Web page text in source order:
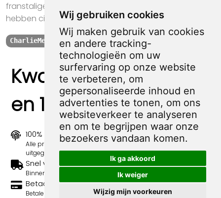
Wij gebruiken cookies
Wij maken gebruik van cookies
en andere tracking-
technologieën om uw
surfervaring op onze website
te verbeteren, om
gepersonaliseerde inhoud en
advertenties te tonen, om ons
websiteverkeer te analyseren
en om te begrijpen waar onze
bezoekers vandaan komen.
Ik ga akkoord
Ik weiger
Wijzig mijn voorkeuren
franstalige Charlie Mensuel in gebruikte staat. De strip
hebben circa 100 bladzijdes.
CharlieMensuel Strip stripboek collectable
Kwaliteit, zekerheid
en 100% sociaal
100% origineel
Alle prints zijn 100% origineel in de jaren 1910-1920
uitgegeven.
Snel verzonden
Binnen 3 werkdagen wordt je print verstuurd.
Betaal veilig en eenvoudig
Betalen kan met iDeal, Credit Card en Paypal.